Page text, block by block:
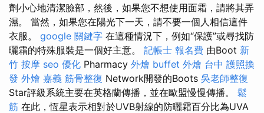
劑小心地清潔臉部，然後，如果您不想使用面霜，請將其弄
濕。 當然，如果您在陽光下一天，請不要一個人相信這件
衣服。 google 關鍵字 在這種情況下，例如“保護”或尋找防
曬霜的特殊服裝是一個好主意。 記帳士 報名費 由Boot 新
竹 按摩 seo 優化 Pharmacy 外燴 buffet 外燴 台中 護照換
發 外燴 嘉義 筋骨整復 Network開發的Boots 吳老師整復
Star評級系統主要在英格蘭傳播，並在歐盟慢慢傳播。 鬆
筋 在此，恆星表示相對於UVB射線的防曬霜百分比為UVA